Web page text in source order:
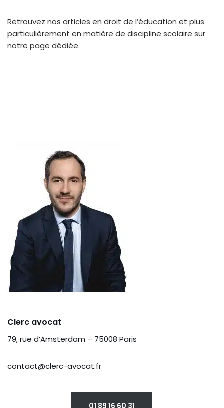
Retrouvez nos articles en droit de l’éducation et plus
particulièrement en matière de discipline scolaire sur
notre page dédiée.
Clerc avocat
79, rue d’Amsterdam – 75008 Paris
contact@clerc-avocat.fr
01 89 16 60 31